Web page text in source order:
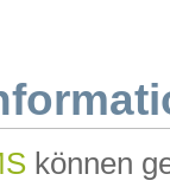
können